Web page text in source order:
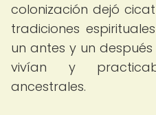
colonización dejó
tradiciones
un antes y un
vivían y
ancestrales.